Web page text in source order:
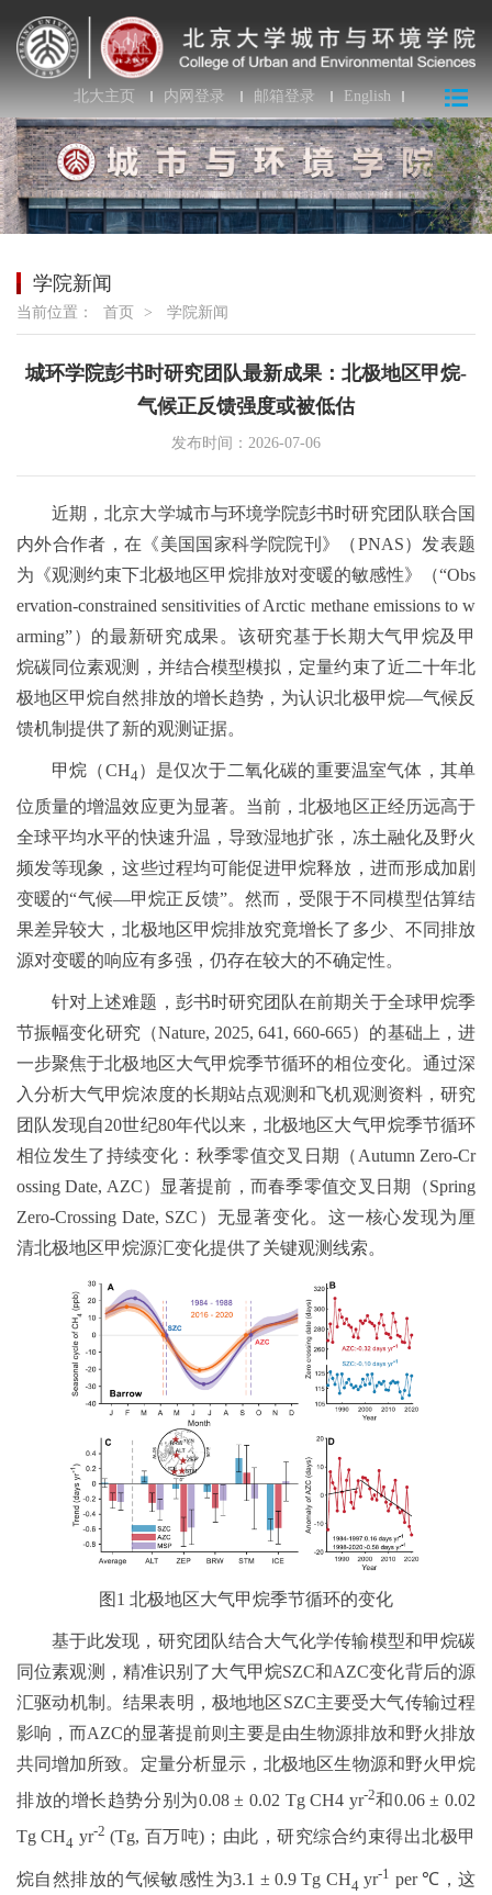
北大主页 内网登录 邮箱登录 English
学院新闻
当前位置： 首页 > 学院新闻
城环学院彭书时研究团队最新成果：北极地区甲烷-
气候正反馈强度或被低估
发布时间：2026-07-06
近期，北京大学城市与环境学院彭书时研究团队联合国
内外合作者，在《美国国家科学院院刊》（PNAS）发表题
为《观测约束下北极地区甲烷排放对变暖的敏感性》（“Obs
ervation-constrained sensitivities of Arctic methane emissions to w
arming”）的最新研究成果。该研究基于长期大气甲烷及甲
烷碳同位素观测，并结合模型模拟，定量约束了近二十年北
极地区甲烷自然排放的增长趋势，为认识北极甲烷—气候反
馈机制提供了新的观测证据。
甲烷（CH4）是仅次于二氧化碳的重要温室气体，其单
位质量的增温效应更为显著。当前，北极地区正经历远高于
全球平均水平的快速升温，导致湿地扩张，冻土融化及野火
频发等现象，这些过程均可能促进甲烷释放，进而形成加剧
变暖的“气候—甲烷正反馈”。然而，受限于不同模型估算结
果差异较大，北极地区甲烷排放究竟增长了多少、不同排放
源对变暖的响应有多强，仍存在较大的不确定性。
针对上述难题，彭书时研究团队在前期关于全球甲烷季
节振幅变化研究（Nature, 2025, 641, 660-665）的基础上，进
一步聚焦于北极地区大气甲烷季节循环的相位变化。通过深
入分析大气甲烷浓度的长期站点观测和飞机观测资料，研究
团队发现自20世纪80年代以来，北极地区大气甲烷季节循环
相位发生了持续变化：秋季零值交叉日期（Autumn Zero-Cr
ossing Date, AZC）显著提前，而春季零值交叉日期（Spring
Zero-Crossing Date, SZC）无显著变化。这一核心发现为厘
清北极地区甲烷源汇变化提供了关键观测线索。
图1 北极地区大气甲烷季节循环的变化
基于此发现，研究团队结合大气化学传输模型和甲烷碳
同位素观测，精准识别了大气甲烷SZC和AZC变化背后的源
汇驱动机制。结果表明，极地地区SZC主要受大气传输过程
影响，而AZC的显著提前则主要是由生物源排放和野火排放
共同增加所致。定量分析显示，北极地区生物源和野火甲烷
排放的增长趋势分别为0.08 ± 0.02 Tg CH4 yr-2和0.06 ± 0.02
Tg CH4 yr-2 (Tg, 百万吨)；由此，研究综合约束得出北极甲
烷自然排放的气候敏感性为3.1 ± 0.9 Tg CH4 yr-1 per ℃，这